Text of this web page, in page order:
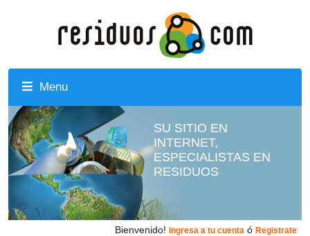
Menu
SU SITIO EN
INTERNET,
ESPECIALISTAS EN
RESIDUOS
Bienvenido! Ingresa a tu cuenta ó Registrate